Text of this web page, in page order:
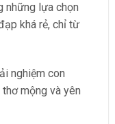
những lựa chọn
khá rẻ, chỉ từ
nghiệm con
mộng và yên